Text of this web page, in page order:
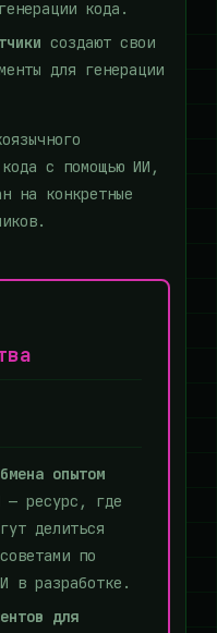
кода.
создают свои
для генерации
с помощью ИИ,
на конкретные
опытом
— ресурс, где
делиться
по
в разработке.
для